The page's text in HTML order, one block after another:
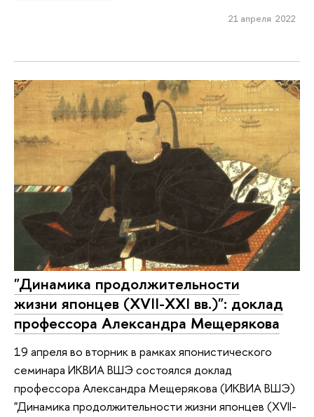
21 апреля 2022
"Динамика продолжительности
жизни японцев (XVII-XXI вв.)": доклад
профессора Александра Мещерякова
19 апреля во вторник в рамках японистического
семинара ИКВИА ВШЭ состоялся доклад
профессора Александра Мещерякова (ИКВИА ВШЭ)
"Динамика продолжительности жизни японцев (XVII-